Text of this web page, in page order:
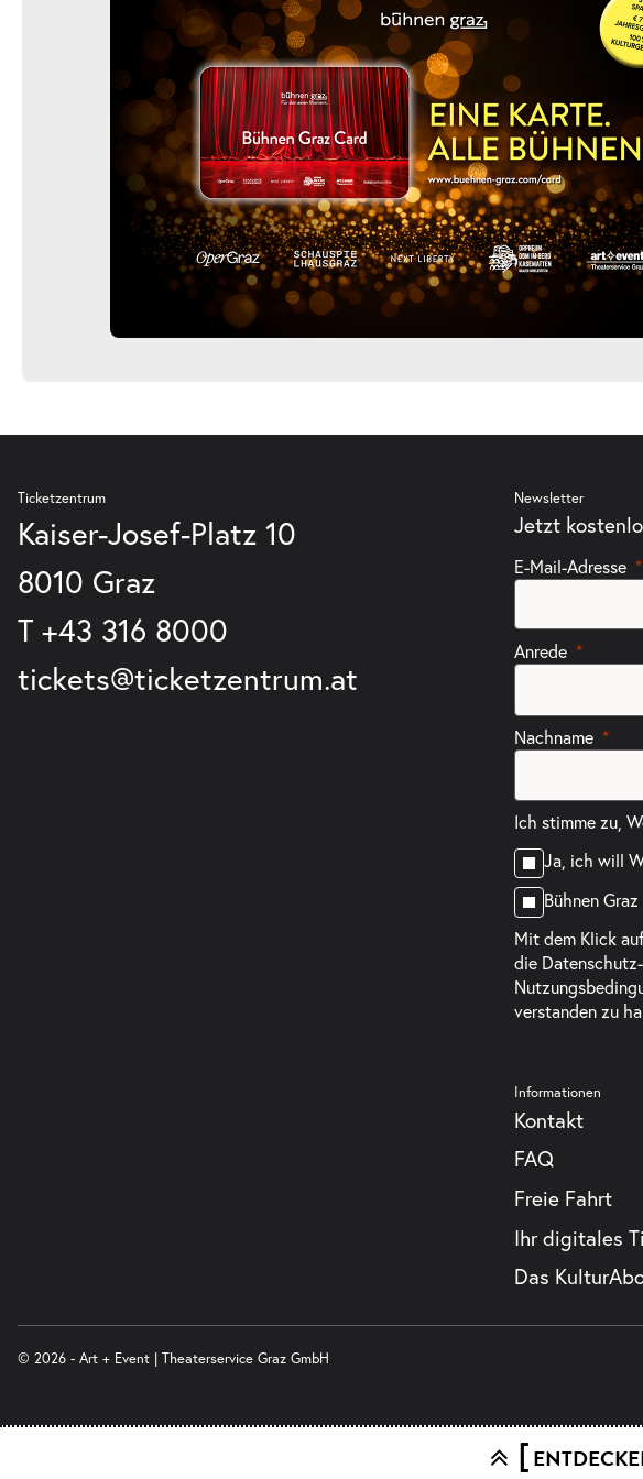
Ticketzentrum
Kaiser-Josef-Platz 10
8010 Graz
T +43 316 8000
tickets@ticketzentrum.at
Newsletter
Jetzt
E-Mail-Adresse
Anrede
Nachname
Ich stimme zu,
Ja, ich will
Bühnen
Mit dem Klick
die
verstanden zu
Informationen
Kontakt
FAQ
Freie Fahrt
Ihr digitales
Das
© 2026 - Art + Event | Theaterservice Graz GmbH
[